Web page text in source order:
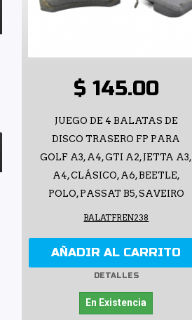
$ 145.00
JUEGO DE 4 BALATAS DE
DISCO TRASERO FP PARA
GOLF A3, A4, GTI A2, JETTA A3,
A4, CLÁSICO, A6, BEETLE,
POLO, PASSAT B5, SAVEIRO
BALATFREN238
AÑADIR AL CARRITO
DETALLES
En Existencia